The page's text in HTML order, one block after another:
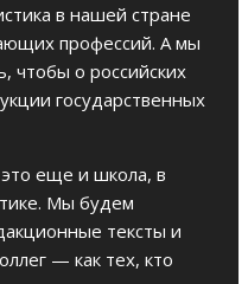
в нашей стране
профессий. А мы
чтобы о российских
государственных
еще и школа, в
Мы будем
тексты и
— как тех, кто